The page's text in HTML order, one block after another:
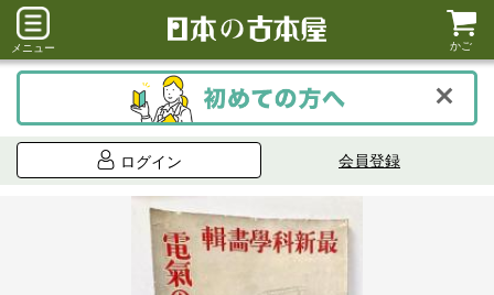
メニュー かご
ログイン 会員登録